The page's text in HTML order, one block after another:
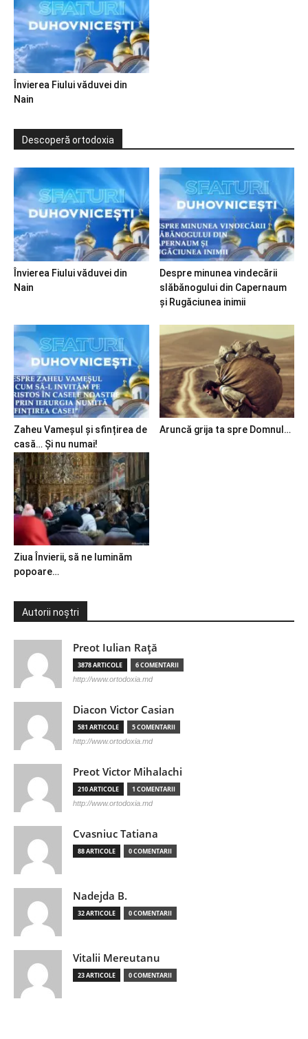
Învierea Fiului văduvei din
Nain
Descoperă ortodoxia
Învierea Fiului văduvei din
Nain
Despre minunea vindecării
slăbănogului din Capernaum
și Rugăciunea inimii
Zaheu Vameșul și sfințirea de
casă… Și nu numai!
Aruncă grija ta spre Domnul…
Ziua Învierii, să ne luminăm
popoare…
Autorii noștri
Preot Iulian Raţă
3878 ARTICOLE 6 COMENTARII
http://www.ortodoxia.md
Diacon Victor Casian
581 ARTICOLE 5 COMENTARII
http://www.ortodoxia.md
Preot Victor Mihalachi
210 ARTICOLE 1 COMENTARII
http://www.ortodoxia.md
Cvasniuc Tatiana
88 ARTICOLE 0 COMENTARII
Nadejda B.
32 ARTICOLE 0 COMENTARII
Vitalii Mereutanu
23 ARTICOLE 0 COMENTARII